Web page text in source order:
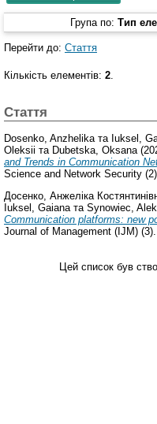
Група по: Тип
Перейти до: Стаття
Кількість елементів: 2.
Стаття
Dosenko, Anzhelika та Iuksel,
Oleksii та Dubetska, Oksana
and Trends in Communication
Science and Network Security
Досенко, Анжеліка
Iuksel, Gaiana та Synowiec,
Communication platforms: new
Journal of Management (IJM)
Цей список був